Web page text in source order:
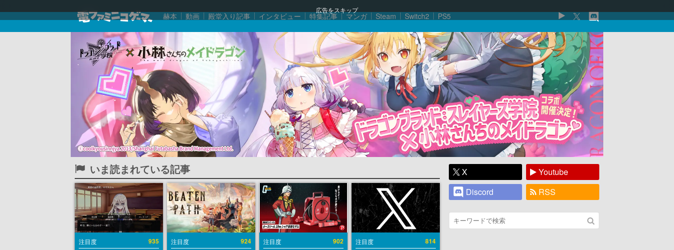
広告をスキップ
赫本 動画 殿堂入り記事 インタビュー 特集記事 マンガ Steam Switch2 PS5
いま読まれている記事
注目度 935 注目度 924 注目度 902 注目度 814
X
Youtube
Discord
RSS